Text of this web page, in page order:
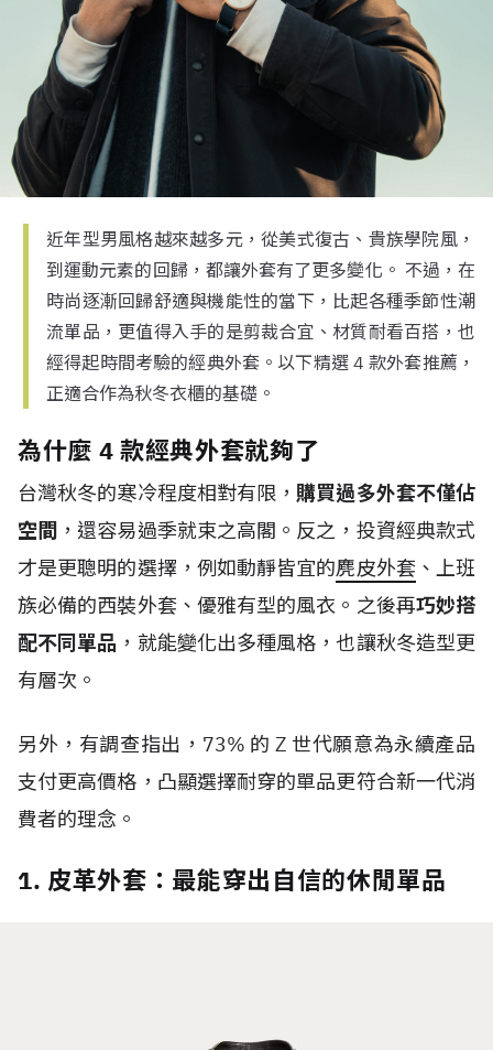
近年型男風格越來越多元，從美式復古、貴族學院風，
到運動元素的回歸，都讓外套有了更多變化。 不過，在
時尚逐漸回歸舒適與機能性的當下，比起各種季節性潮
流單品，更值得入手的是剪裁合宜、材質耐看百搭，也
經得起時間考驗的經典外套。以下精選 4 款外套推薦，
正適合作為秋冬衣櫃的基礎。
為什麼 4 款經典外套就夠了
台灣秋冬的寒冷程度相對有限， 購買過多外套不僅佔
空間 ，還容易過季就束之高閣。反之，投資經典款式
才是更聰明的選擇，例如動靜皆宜的麂皮外套、上班
族必備的西裝外套、優雅有型的風衣。之後再巧妙搭
配不同單品 ，就能變化出多種風格，也讓秋冬造型更
有層次。
另外，有調查指出， 73% 的 Z 世代願意為永續產品
支付更高價格，凸顯選擇耐穿的單品更符合新一代消
費者的理念。
1. 皮革外套：最能穿出自信的休閒單品